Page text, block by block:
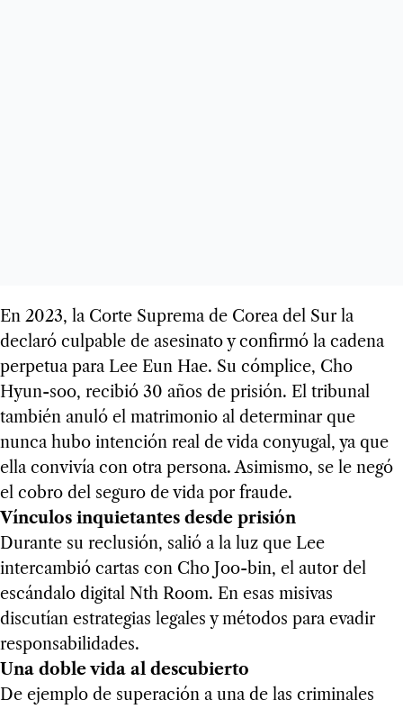
En 2023, la Corte Suprema de Corea del Sur la
declaró culpable de asesinato y confirmó la cadena
perpetua para Lee Eun Hae. Su cómplice, Cho
Hyun-soo, recibió 30 años de prisión. El tribunal
también anuló el matrimonio al determinar que
nunca hubo intención real de vida conyugal, ya que
ella convivía con otra persona. Asimismo, se le negó
el cobro del seguro de vida por fraude.
Vínculos inquietantes desde prisión
Durante su reclusión, salió a la luz que Lee
intercambió cartas con Cho Joo-bin, el autor del
escándalo digital Nth Room. En esas misivas
discutían estrategias legales y métodos para evadir
responsabilidades.
Una doble vida al descubierto
De ejemplo de superación a una de las criminales